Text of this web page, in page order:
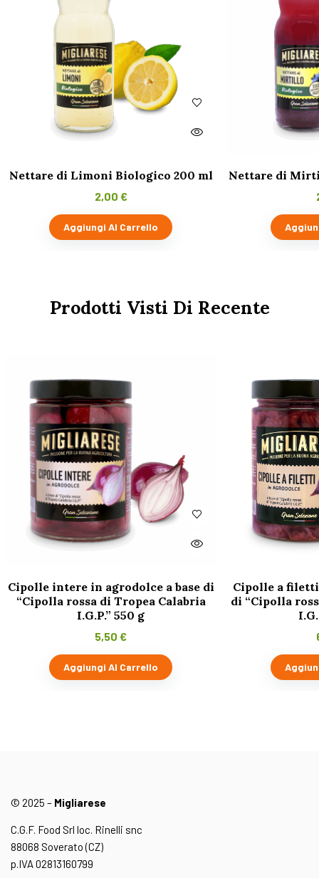
Nettare di Limoni Biologico 200 ml
2,00 €
Aggiungi Al Carrello
Nettare di
Prodotti Visti Di Recente
Cipolle intere in agrodolce a base di
“Cipolla rossa di Tropea Calabria
I.G.P.” 550 g
5,50 €
Aggiungi Al Carrello
Cipolle a filetti
di “Cipolla
© 2025 – Migliarese
C.G.F. Food Srl loc. Rinelli snc
88068 Soverato (CZ)
p.IVA 02813160799